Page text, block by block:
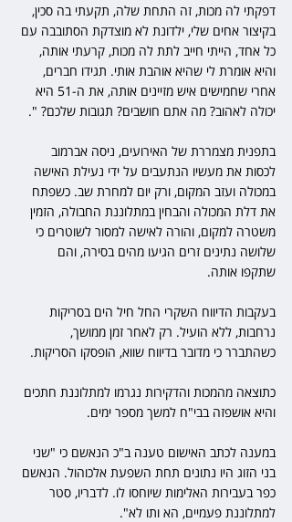
דפקתי לה מכות, זה התחת שלה, תקעתי בה סכין,
בקיצור אחים שלי, ילדונת לא מוצדקת הסתובבה עם
כל אחד, הייתי חייב לתת לה מכות, קרעתי אותה,
והיא אומרת לי שהיא אוהבת אותי. תגידו חברים,
אחרי שחמישים איש מזיינים אותה, את ה-51 היא
יכולה לאהוב? מה אתם חושבים? תגובות שלכם? ".
בתפנית מצמררת של האירועים, ניסה אברמוב
לכסות את מעשיו הנתעבים על ידי נעילת האישה
במכולה ועזב המקום, ורק יום למחרת שב. כשפתח
את דלת המכולה והבחין במתלוננת החבולה, הזמין
משטרה למקום, והורה לאישה למסור לשוטרים כי
שלושה נתינים זרים הגיעו מהים בסירה, והם
שתקפו אותה.
בעקבות הדיווח השקרי החל חיל הים בסריקות
נרחבות, ללא הועיל. רק לאחר זמן ממושך,
כשהתברר כי מדובר בדיווח שווא, הופסקו הסריקות.
כתוצאה מהמכות והדקירות נגרמו למתלוננת חתכים
והיא אושפזה בבי"ח למשך מספר ימים.
במענה לכתב האישום טענה ב"כ הנאשם כי "שני
בני הזוג היו נתונים תחת השפעת אלכוהול. הנאשם
כפר בעבירות האלימות שיוחסו לו. לדבריו, סטר
למתלוננת פעמיים, הא ותו לא".